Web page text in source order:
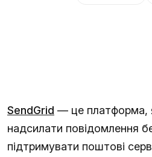
SendGrid — це платформа,
надсилати повідомлення
підтримувати поштові